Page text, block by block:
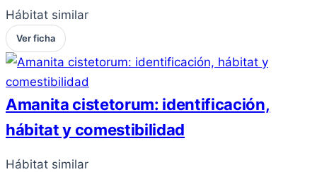
Hábitat similar
Ver ficha
Amanita cistetorum: identificación,
hábitat y comestibilidad
Hábitat similar